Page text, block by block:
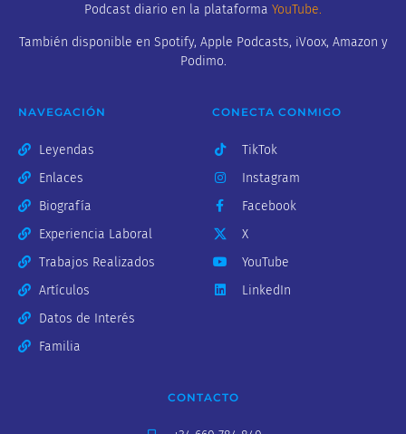
Podcast diario en la plataforma YouTube.
También disponible en Spotify, Apple Podcasts, iVoox, Amazon y
Podimo.
NAVEGACIÓN
Leyendas
Enlaces
Biografía
Experiencia Laboral
Trabajos Realizados
Artículos
Datos de Interés
Familia
CONECTA CONMIGO
TikTok
Instagram
Facebook
X
YouTube
LinkedIn
CONTACTO